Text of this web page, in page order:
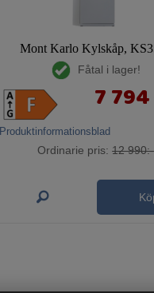
Mont Karlo Kylskåp,
Fåtal i lager!
Produktinformationsblad
7 794
Ordinarie pris: 12 990:-